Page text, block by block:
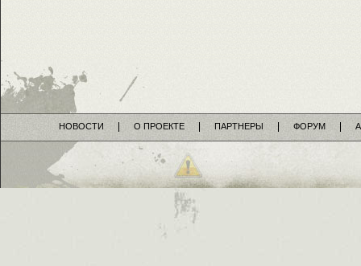
НОВОСТИ О ПРОЕКТЕ ПАРТНЕРЫ ФОРУМ